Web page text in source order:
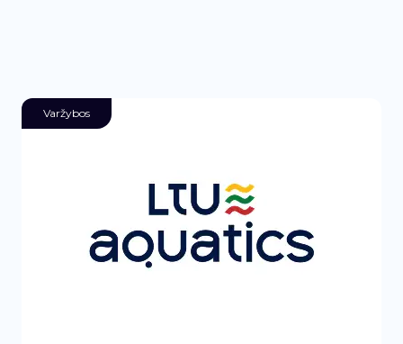
Varžybos